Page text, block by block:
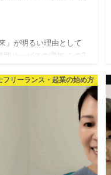
」が明るい理由として
型サービスの増加 この3
リーランス・起業の始め方